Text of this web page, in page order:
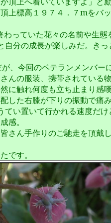
上標高１９７４．７mをバ
っていた花々の名前や生
分の成長が楽しみだ。き
、今回のベテランメンバー
の服装、携帯されている
に触れ何度も立ち止まり感
した右膝が下りの振動で痛
い置いて行かれる速度だ
感。
さん手作りのご馳走を頂戴
です。